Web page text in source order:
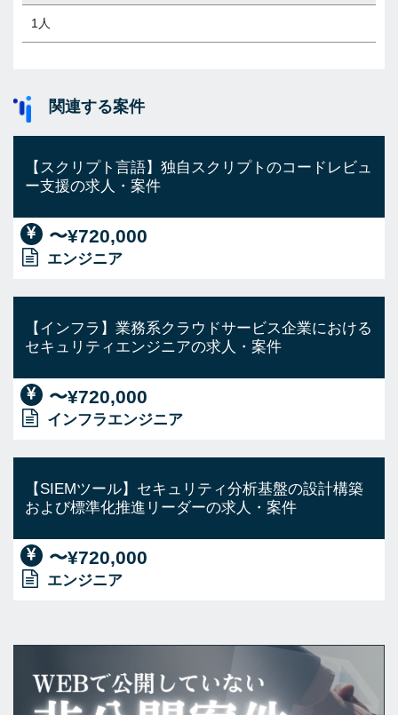
1人
関連する案件
【スクリプト言語】独自スクリプトのコードレビュ
ー支援の求人・案件
〜¥720,000
エンジニア
【インフラ】業務系クラウドサービス企業における
セキュリティエンジニアの求人・案件
〜¥720,000
インフラエンジニア
【SIEMツール】セキュリティ分析基盤の設計構築
および標準化推進リーダーの求人・案件
〜¥720,000
エンジニア